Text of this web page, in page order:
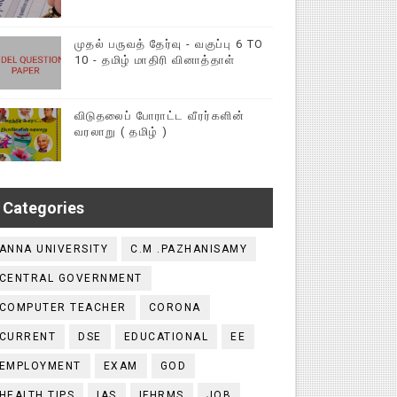
முதல் பருவத் தேர்வு - வகுப்பு 6 TO
10 - தமிழ் மாதிரி வினாத்தாள்
விடுதலைப் போராட்ட வீரர்களின்
வரலாறு ( தமிழ் )
Categories
UNIVERSITY C.M .PAZHANISAMY
GOVERNMENT
TEACHER CORONA
DSE EDUCATIONAL EE
EXAM GOD